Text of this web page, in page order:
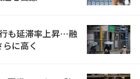
も延滞率上昇…融
に高く